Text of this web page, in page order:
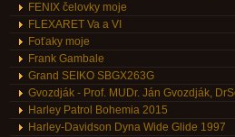
FENIX čelovky moje
FLEXARET Va a VI
Foťaky moje
Frank Gambale
Grand SEIKO SBGX263G
Gvozdják - Prof. MUDr. Ján Gvozdják,
Harley Patrol Bohemia 2015
Harley-Davidson Dyna Wide Glide 1997